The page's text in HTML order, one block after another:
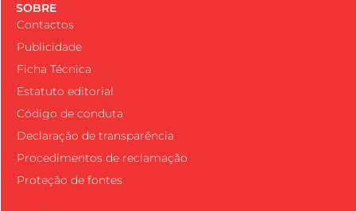
SOBRE
Contactos
Publicidade
Ficha Técnica
Estatuto editorial
Código de conduta
Declaração de transparência
Procedimentos de reclamação
Proteção de fontes